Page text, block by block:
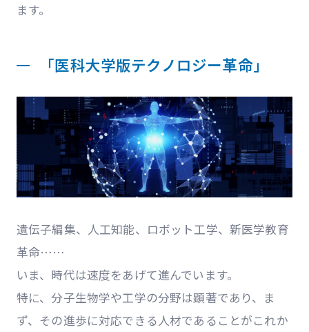
ます。
「医科大学版テクノロジー革命」
遺伝子編集、人工知能、ロボット工学、新医学教育
革命……
いま、時代は速度をあげて進んでいます。
特に、分子生物学や工学の分野は顕著であり、ま
ず、その進歩に対応できる人材であることがこれか